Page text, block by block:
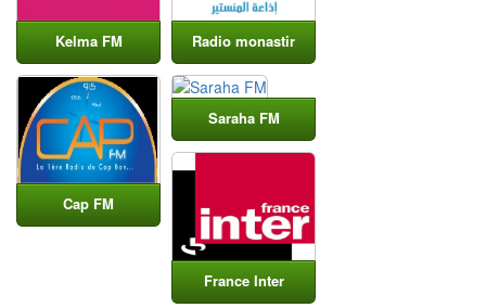
Kelma FM Radio monastir
Cap FM
Saraha FM
France Inter